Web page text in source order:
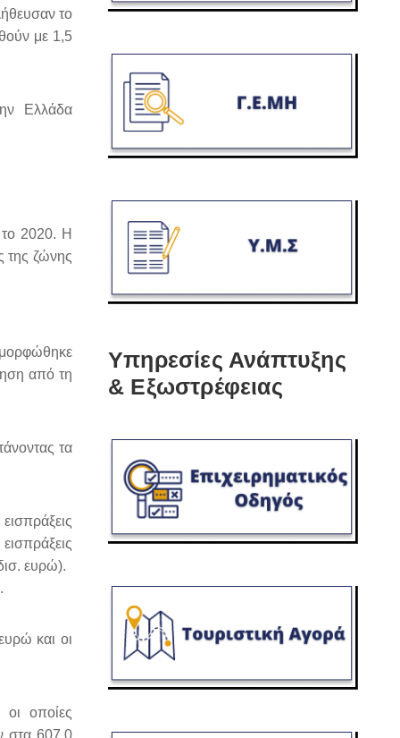
το
με 1,5
Ελλάδα
το 2020. Η
της ζώνης
από τη
τα
ευρώ).
και οι
οποίες
στα 607,0
Υπηρεσίες Ανάπτυξης
& Εξωστρέφειας